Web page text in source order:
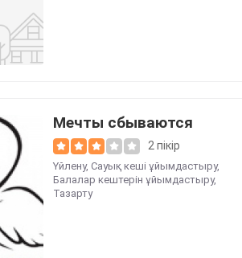
Мечты сбываются
2 пікір
Үйлену, Сауық кеші ұйымдастыру,
Балалар кештерін ұйымдастыру,
Тазарту